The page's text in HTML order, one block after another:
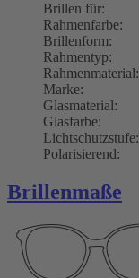
Brillen für:
Rahmenfarbe:
Brillenform:
Rahmentyp:
Rahmenmaterial:
Marke:
Glasmaterial:
Glasfarbe:
Lichtschutzstufe:
Polarisierend:
Brillenmaße